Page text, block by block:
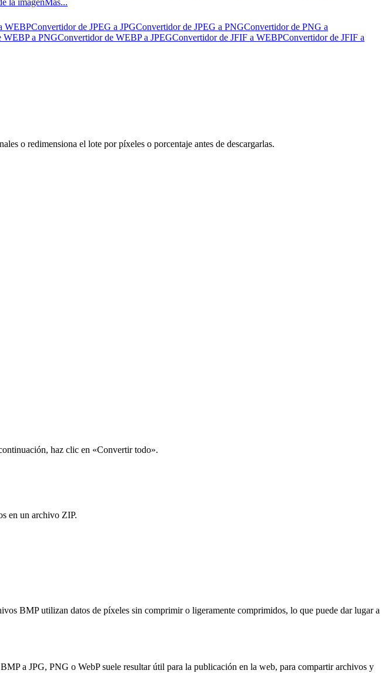
la imagenMás...
WEBPConvertidor de JPEG a JPGConvertidor de JPEG a PNGConvertidor de PNG a
WEBP a PNGConvertidor de WEBP a JPEGConvertidor de JFIF a WEBPConvertidor de JFIF a
o redimensiona el lote por píxeles o porcentaje antes de descargarlas.
haz clic en «Convertir todo».
en un archivo ZIP.
BMP utilizan datos de píxeles sin comprimir o ligeramente comprimidos, lo que puede dar lugar a
a JPG, PNG o WebP suele resultar útil para la publicación en la web, para compartir archivos y